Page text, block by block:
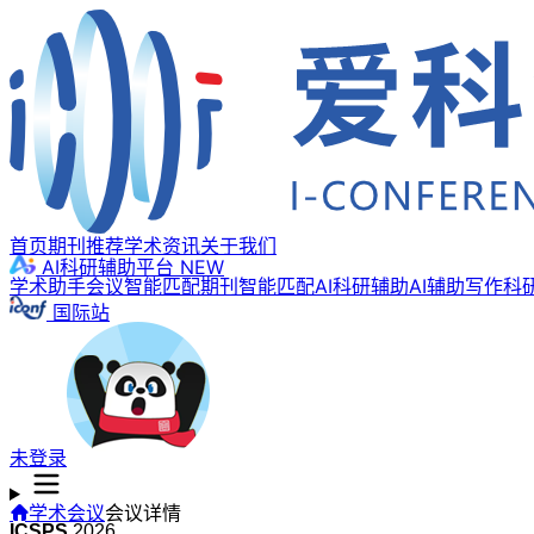
首页期刊推荐学术资讯关于我们
AI科研辅助平台 NEW
学术助手会议智能匹配期刊智能匹配AI科研辅助AI辅助写作科
国际站
未登录
学术会议会议详情